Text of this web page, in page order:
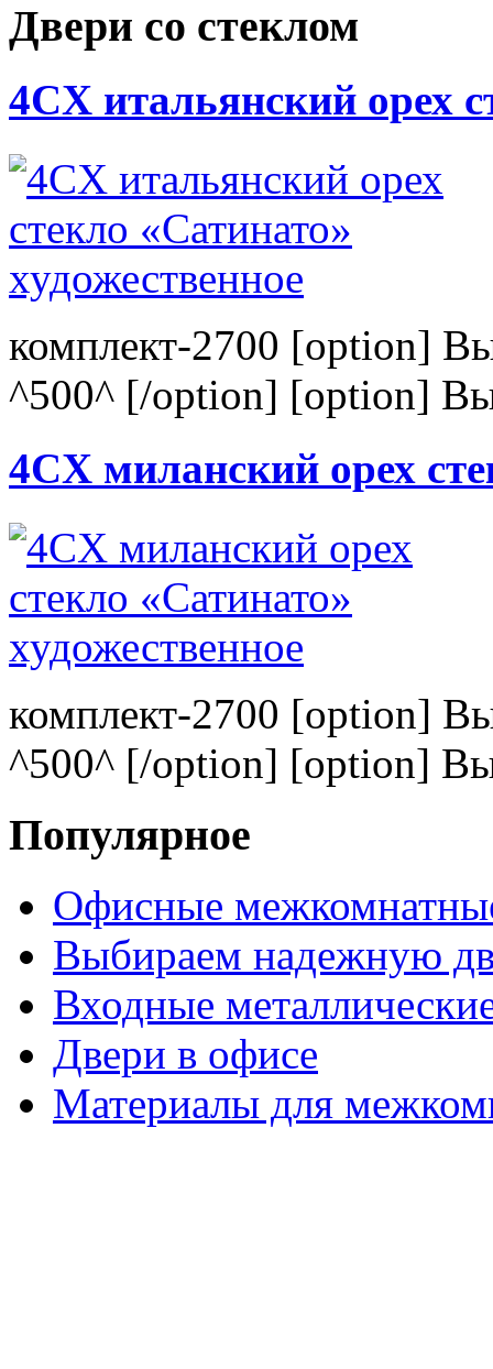
Двери со стеклом
4CХ итальянский орех
комплект-2700 [option]
^500^ [/option] [option]
4CХ миланский орех
комплект-2700 [option]
^500^ [/option] [option]
Популярное
Офисные
Выбираем надежную
Входные
Двери в офисе
Материалы для